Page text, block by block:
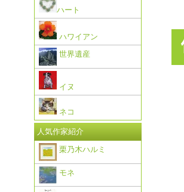
ハート
ハワイアン
世界遺産
イヌ
ネコ
人気作家紹介
栗乃木ハルミ
モネ